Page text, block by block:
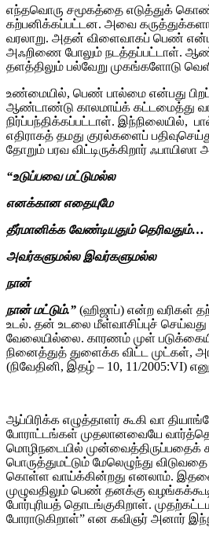
எந்தவொரு சமூகத்தை எடுத்துக்
கற்பனிக்கப்பட்டன. அவை
வரலாறு. அதன் விளைவாகப் பெண்
அஃறிணை போலும் நடத்தப்பட்டாள்.
தளத்திலும் பல்வேறு முகங்களோடு
உண்மையில், பெண் பால்மை என்பது
ஆண்டாண்டு காலமாய்க் கட்டமைத்து
நிர்ப்பந்திக்கப்பட்டாள். இந்நிலையில்,
எதிராகத் தமது குரல்களைப்
தோறும் பரவ விட்டிருக்கிறார்
“உடுப்பவை மட்டுமல்ல
எனக்கான எதையுமே
தீர்மானிக்க வேண்டியதும் தெரிவதும்…
அவர்களுமல்ல இவர்களுமல்ல
நான்
நான் மட்டும்.” (ஹிஜாப்) என்ற வரிகள்
உடல். தன் உடலை மீள்வாசிப்புச்
வேலையில்லை. காரணம் முள்
நினைத்துத் துளைக்க விட்ட முட்கள்,
(நிவேதினி, இதழ் – 10, 11/2005:VI)
ஆப்பிரிக்க எழுத்தாளர் கூகி வா
போராட்டங்கள் முதலானவையே
மொழிநடையில்
பொருத்துமட்டும் மேலெழுந்து
கொள்ள வாய்க்கின்றது எனலாம்.
முழுவதிலும் பெண் தனக்கு
போர்புரியத் தொடங்குகிறாள்.
போராடுகிறாள்” என கவிஞர் அனார்